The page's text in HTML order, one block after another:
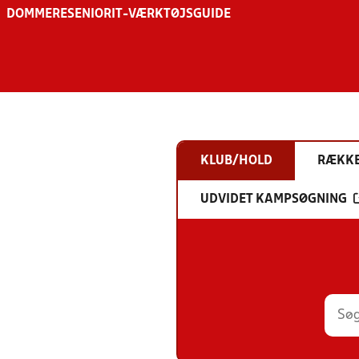
DOMMERESENIOR IT-VÆRKTØJSGUIDE
KLUB/HOLD
UDVIDET KAMPSØGNING